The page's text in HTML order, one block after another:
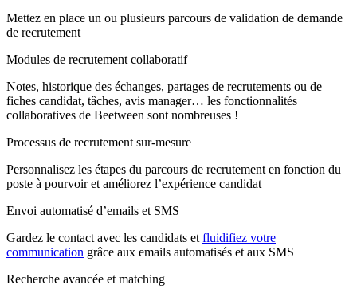
Mettez en place un ou plusieurs parcours de validation de demande
de recrutement
Modules de recrutement collaboratif
Notes, historique des échanges, partages de recrutements ou de
fiches candidat, tâches, avis manager… les fonctionnalités
collaboratives de Beetween sont nombreuses !
Processus de recrutement sur-mesure
Personnalisez les étapes du parcours de recrutement en fonction du
poste à pourvoir et améliorez l’expérience candidat
Envoi automatisé d’emails et SMS
Gardez le contact avec les candidats et fluidifiez votre
communication grâce aux emails automatisés et aux SMS
Recherche avancée et matching